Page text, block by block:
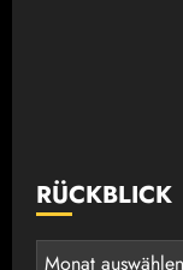
RÜCKBLICK
Rückblick